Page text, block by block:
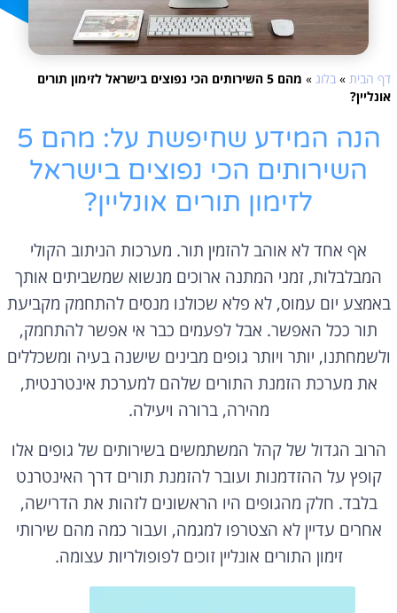
דף הבית » בלוג »
מהם 5 השירותים הכי נפוצים בישראל לזימון תורים
אונליין?
הנה המידע שחיפשת על: מהם 5
השירותים הכי נפוצים בישראל
לזימון תורים אונליין?
אף אחד לא אוהב להזמין תור. מערכות הניתוב הקולי
המבלבלות, זמני המתנה ארוכים מנשוא שמשביתים אותך
באמצע יום עמוס, לא פלא שכולנו מנסים להתחמק מקביעת
תור ככל האפשר. אבל לפעמים כבר אי אפשר להתחמק,
ולשמחתנו, יותר ויותר גופים מבינים שישנה בעיה ומשכללים
את מערכת הזמנת התורים שלהם למערכת אינטרנטית,
מהירה, ברורה ויעילה.
הרוב הגדול של קהל המשתמשים בשירותים של גופים אלו
קופץ על ההזדמנות ועובר להזמנת תורים דרך האינטרנט
בלבד. חלק מהגופים היו הראשונים לזהות את הדרישה,
אחרים עדיין לא הצטרפו למגמה, ועבור כמה מהם שירותי
זימון התורים אונליין זוכים לפופולריות עצומה.